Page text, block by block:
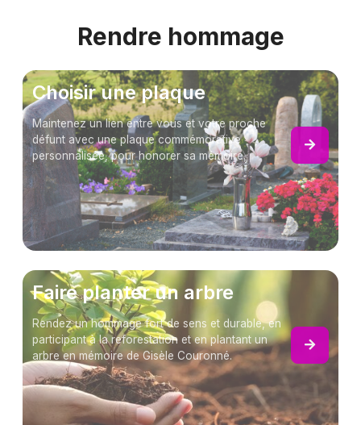
Rendre hommage
Choisir une plaque
Maintenez un lien entre vous et votre proche
défunt avec une plaque commémorative
personnalisée, pour honorer sa mémoire.
Faire planter un arbre
Rendez un hommage fort de sens et durable, en
participant à la reforestation et en plantant un
arbre en mémoire de Gisèle Couronné.